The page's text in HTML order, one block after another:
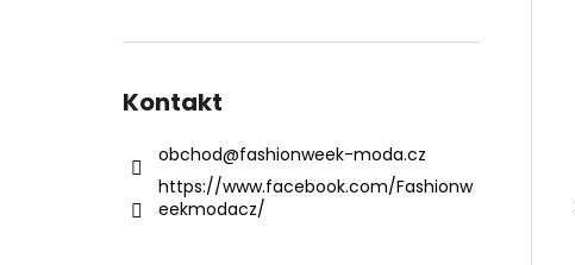
Kontakt
obchod@fashionweek-moda.cz
https://www.facebook.com/Fashionw
eekmodacz/